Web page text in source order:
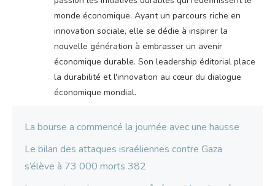
monde économique. Ayant un parcours riche en
innovation sociale, elle se dédie à inspirer la
nouvelle génération à embrasser un avenir
économique durable. Son leadership éditorial place
la durabilité et l'innovation au cœur du dialogue
économique mondial.
La bourse a commencé la journée avec une hausse
Le bilan des attaques israéliennes contre Gaza
s’élève à 73 000 morts 382